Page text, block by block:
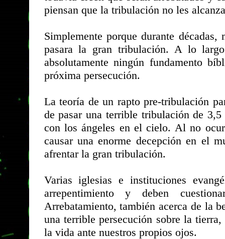
piensan que la tribulación no les
Simplemente porque durante
pasara la gran tribulación. A lo
absolutamente ningún fundamento
próxima persecución.
La teoría de un rapto pre-tribulación
de pasar una terrible tribulación de
con los ángeles en el cielo. Al no
causar una enorme decepción en el
afrentar la gran tribulación.
Varias iglesias e instituciones
arrepentimiento y deben
Arrebatamiento, también acerca de la
una terrible persecución sobre la
la vida ante nuestros propios ojos.